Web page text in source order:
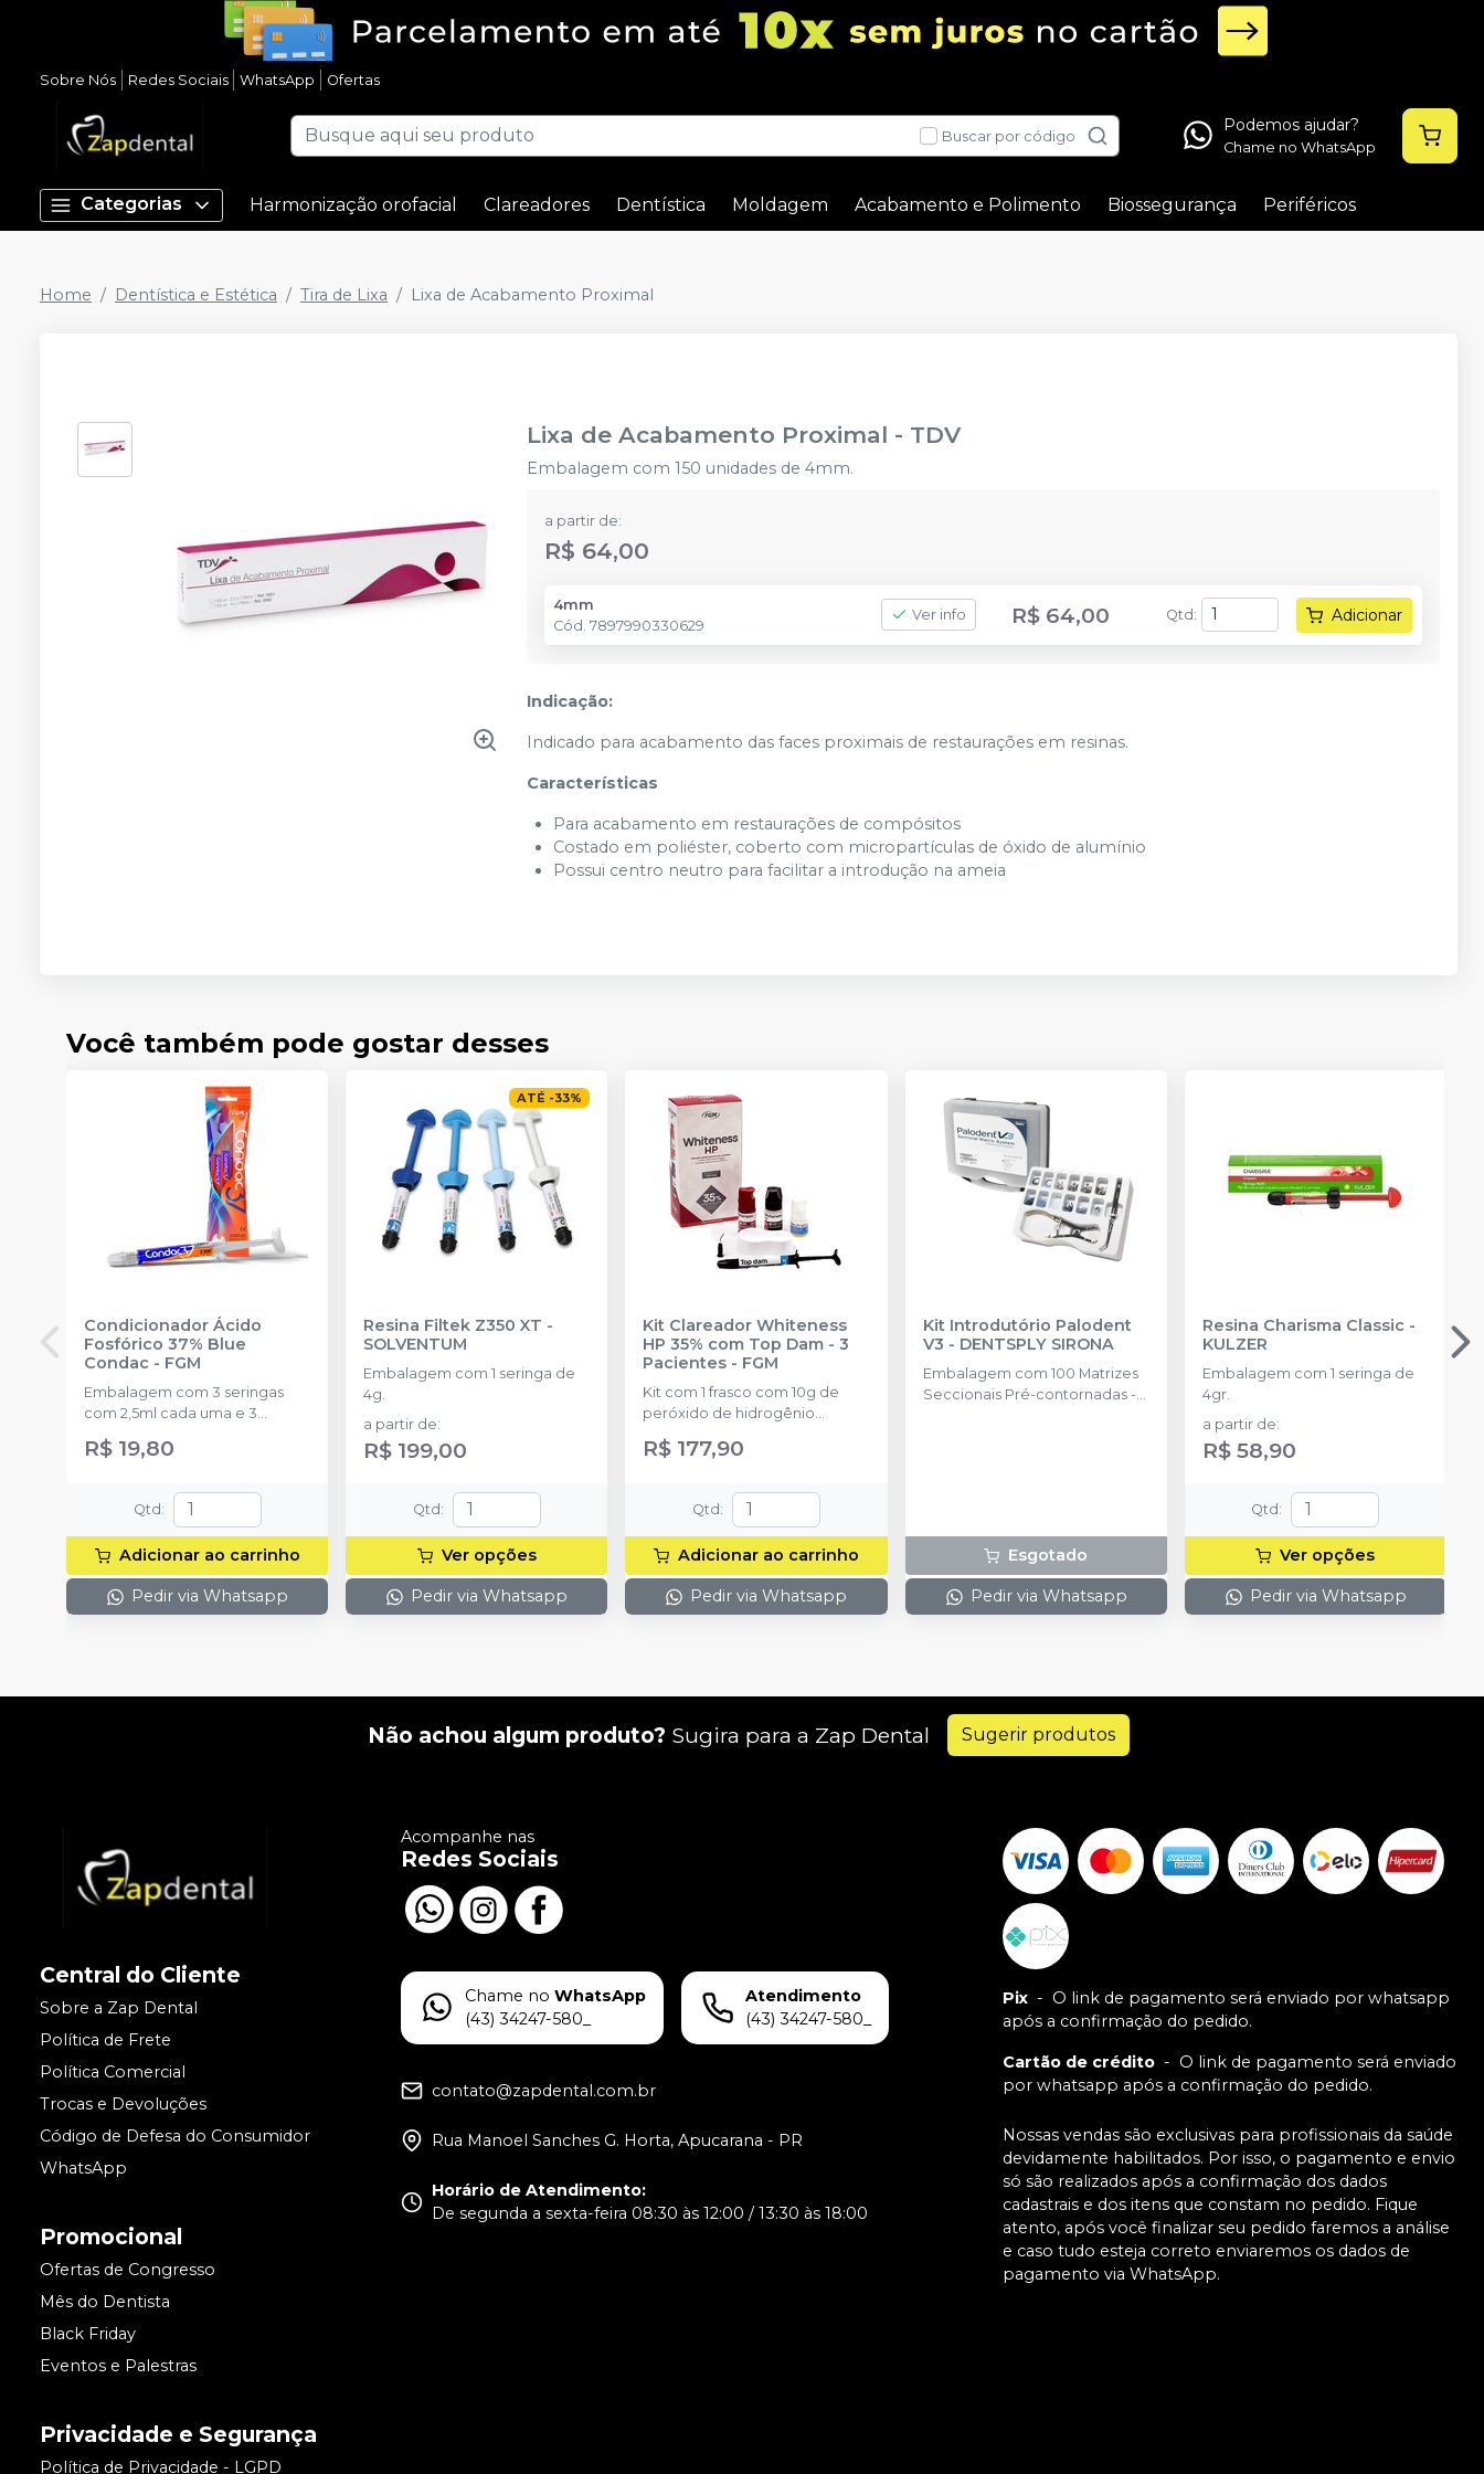
Sobre Nós Redes Sociais WhatsApp Ofertas
Buscar por código
Podemos ajudar?
Chame no WhatsApp
Categorias Harmonização orofacial Clareadores Dentística Moldagem Acabamento e Polimento Biossegurança Periféricos
Home Dentística e Estética Tira de Lixa Lixa de Acabamento Proximal
Lixa de Acabamento Proximal - TDV
Embalagem com 150 unidades de 4mm.
a partir de:
R$ 64,00
4mm
Cód.7897990330629
Ver info R$ 64,00 Qtd : Adicionar
Indicação:
Indicado para acabamento das faces proximais de restaurações em resinas.
Características
Para acabamento em restaurações de compósitos
Costado em poliéster, coberto com micropartículas de óxido de alumínio
Possui centro neutro para facilitar a introdução na ameia
Você também pode gostar desses
Condicionador Ácido
Fosfórico 37% Blue
Condac - FGM
Embalagem com 3 seringas
com 2,5ml cada uma e 3
R$ 19,80
Qtd :
Adicionar ao carrinho
Pedir via Whatsapp
ATÉ -33%
Resina Filtek Z350 XT -
SOLVENTUM
Embalagem com 1 seringa de
4g.
a partir de:
R$ 199,00
Qtd :
Ver opções
Pedir via Whatsapp
Kit Clareador Whiteness
HP 35% com Top Dam - 3
Pacientes - FGM
Kit com 1 frasco com 10g de
peróxido de hidrogênio
de espessante + 1 frasco com
(neutralizante de peróxidos) + 1
espátula e uma placa para
preparo do gel e 1 Top Dam
com 2g.
R$ 177,90
Qtd :
Adicionar ao carrinho
Pedir via Whatsapp
Kit Introdutório Palodent
V3 - DENTSPLY SIRONA
Embalagem com 100 Matrizes
Seccionais Pré-contornadas -
Anel Universal; 1 Anel Pequeno;
1 Alicate (Fórceps); 1 Pinça
Auxiliar. (Pin Tweezer)
Esgotado
Pedir via Whatsapp
Resina Charisma Classic-
KULZER
Embalagem com 1 seringa de
4gr.
a partir de:
R$ 58,90
Qtd :
Ver opções
Pedir via Whatsapp
Não achou algum produto? Sugira para a Zap Dental Sugerir produtos
Central do Cliente
Sobre a Zap Dental
Política de Frete
Política Comercial
Trocas e Devoluções
Código de Defesa do Consumidor
WhatsApp
Promocional
Ofertas de Congresso
Mês do Dentista
Black Friday
Eventos e Palestras
Privacidade e Segurança
Política de Privacidade - LGPD
Acompanhe nas
Redes Sociais
Chame no WhatsApp
(43) 34247-580_
Atendimento
(43) 34247-580_
contato@zapdental.com.br
Rua Manoel Sanches G. Horta, Apucarana - PR
Horário de Atendimento:
De segunda a sexta-feira 08:30 às 12:00 / 13:30 às 18:00
Pix - O link de pagamento será enviado por whatsapp
após a confirmação do pedido.
Cartão de crédito - O link de pagamento será enviado
por whatsapp após a confirmação do pedido.
Nossas vendas são exclusivas para profissionais da saúde
devidamente habilitados. Por isso, o pagamento e envio
só são realizados após a confirmação dos dados
cadastrais e dos itens que constam no pedido. Fique
atento, após você finalizar seu pedido faremos a análise
e caso tudo esteja correto enviaremos os dados de
pagamento via WhatsApp.